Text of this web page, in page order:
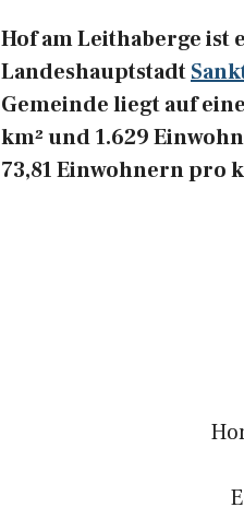
Hof am Leithaberge
Landeshauptstadt
Gemeinde liegt auf
km² und 1.629
73,81 Einwohnern pro